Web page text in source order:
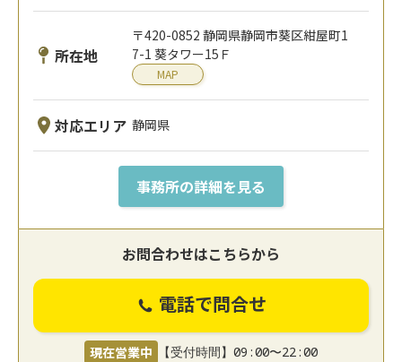
所在地
〒420-0852 静岡県静岡市葵区紺屋町1
7-1 葵タワー15Ｆ
MAP
対応エリア 静岡県
事務所の詳細を見る
お問合わせはこちらから
電話で問合せ
現在営業中 【受付時間】09:00〜22:00